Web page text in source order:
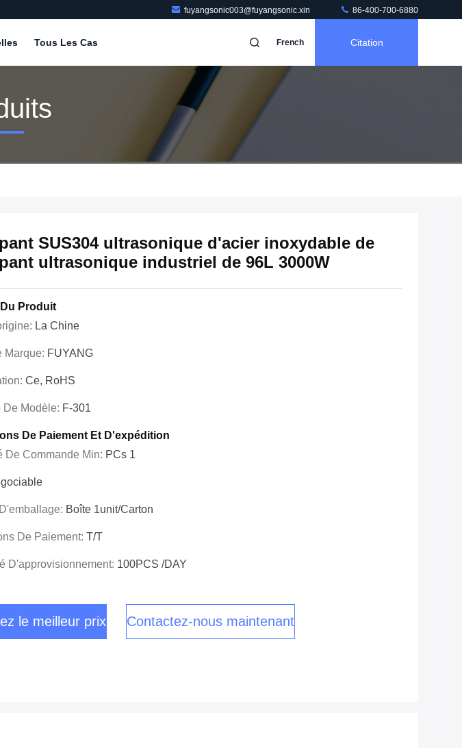
fuyangsonic003@fuyangsonic.xin 86-400-700-6880
Tous Les Cas French Citation
SUS304 ultrasonique d'acier inoxydable de
ultrasonique industriel de 96L 3000W
Produit
La Chine
Marque: FUYANG
Ce, RoHS
De Modèle: F-301
De Paiement Et D'expédition
De Commande Min: PCs 1
Boîte 1unit/carton
De Paiement: T/T
D'approvisionnement: 100PCS /DAY
le meilleur prix Contactez-nous maintenant